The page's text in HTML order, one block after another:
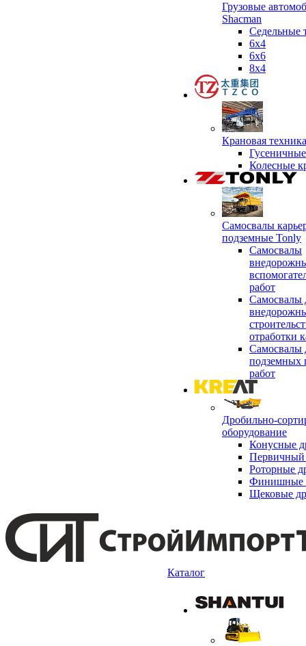
Грузовые
Shacman
Седельные
6х4
6x6
8x4
Крановая
Колесные
Самосвалы
подземные Tonly
Самосвалы
работ
Самосвалы
отработки
Самосвалы
подземных
работ
Дробильно-
оборудование
Конусные
Первичный
Роторные
Финишные
Щековые
Каталог